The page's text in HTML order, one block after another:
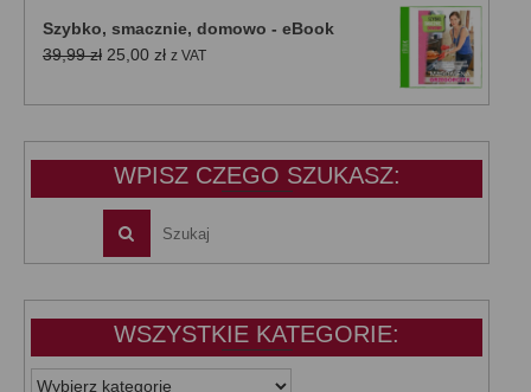
39,99 zł.25,00 zł.
Szybko, smacznie, domowo - eBook
39,99zł Pierwotna
wynosiła:
25,00 złAktualna
wynosi:
z VAT
WPISZ CZEGO SZUKASZ:
WSZYSTKIE KATEGORIE:
WSZYSTKIE